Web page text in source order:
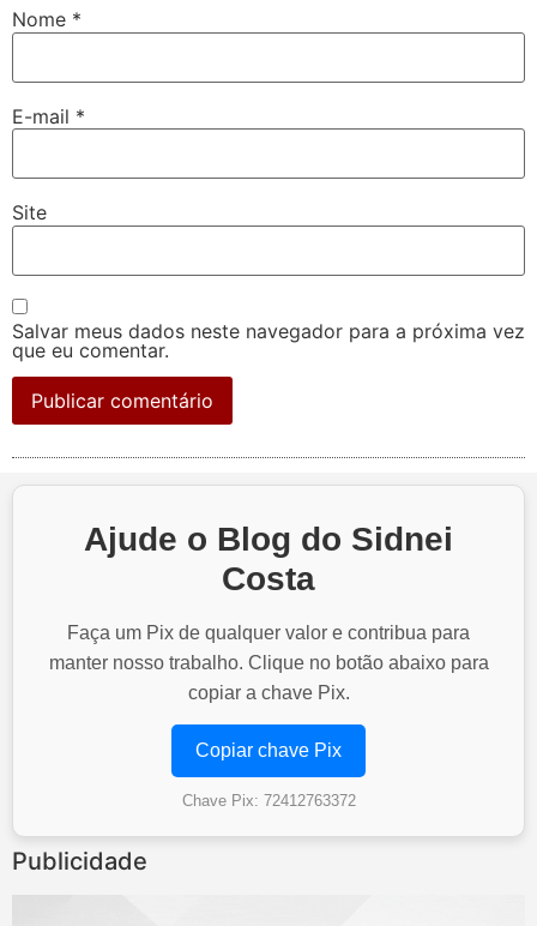
Nome *
E-mail *
Site
Salvar meus dados neste navegador para a próxima vez
que eu comentar.
Ajude o Blog do Sidnei
Costa
Faça um Pix de qualquer valor e contribua para
manter nosso trabalho. Clique no botão abaixo para
copiar a chave Pix.
Copiar chave Pix
Chave Pix: 72412763372
Publicidade